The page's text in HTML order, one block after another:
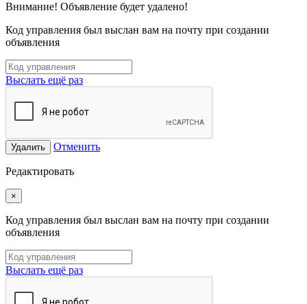
Внимание! Объявление будет удалено!
Код управления был выслан вам на почту при создании
объявления
Выслать ещё раз
Удалить Отменить
Редактировать
×
Код управления был выслан вам на почту при создании
объявления
Выслать ещё раз